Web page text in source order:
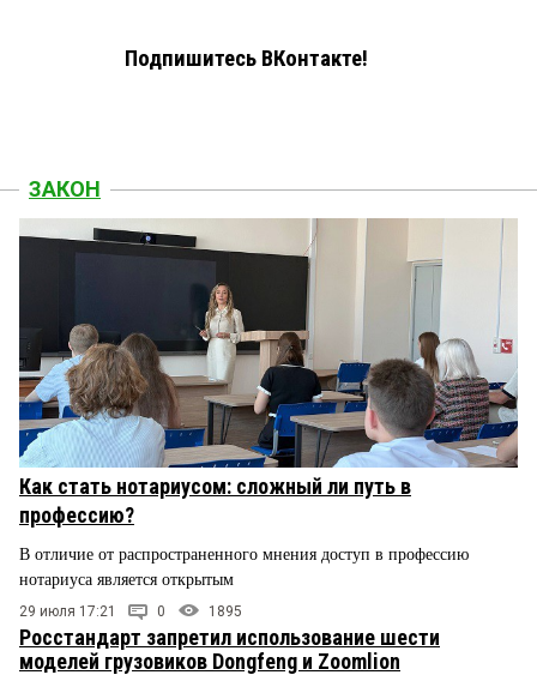
Подпишитесь ВКонтакте!
ЗАКОН
Как стать нотариусом: сложный ли путь в
профессию?
В отличие от распространенного мнения доступ в профессию
нотариуса является открытым
29 июля 17:21 0 1895
Росстандарт запретил использование шести
моделей грузовиков Dongfeng и Zoomlion